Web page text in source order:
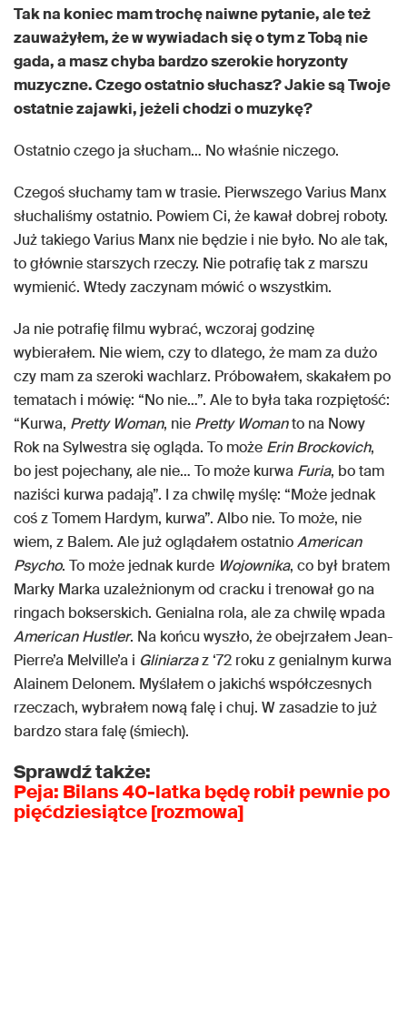
Tak na koniec mam trochę naiwne pytanie, ale też
zauważyłem, że w wywiadach się o tym z Tobą nie
gada, a masz chyba bardzo szerokie horyzonty
muzyczne. Czego ostatnio słuchasz? Jakie są Twoje
ostatnie zajawki, jeżeli chodzi o muzykę?
Ostatnio czego ja słucham… No właśnie niczego.
Czegoś słuchamy tam w trasie. Pierwszego Varius Manx
słuchaliśmy ostatnio. Powiem Ci, że kawał dobrej roboty.
Już takiego Varius Manx nie będzie i nie było. No ale tak,
to głównie starszych rzeczy. Nie potrafię tak z marszu
wymienić. Wtedy zaczynam mówić o wszystkim.
Ja nie potrafię filmu wybrać, wczoraj godzinę
wybierałem. Nie wiem, czy to dlatego, że mam za dużo
czy mam za szeroki wachlarz. Próbowałem, skakałem po
tematach i mówię: “No nie…”. Ale to była taka rozpiętość:
“Kurwa, Pretty Woman, nie Pretty Womanto na Nowy
Rok na Sylwestra się ogląda. To może Erin Brockovich,
bo jest pojechany, ale nie… To może kurwa Furia, bo tam
naziści kurwa padają”. I za chwilę myślę: “Może jednak
coś z Tomem Hardym, kurwa”. Albo nie. To może, nie
wiem, z Balem. Ale już oglądałem ostatnioAmerican
Psycho. To może jednak kurde Wojownika, co był bratem
Marky Marka uzależnionym od cracku i trenował go na
ringach bokserskich. Genialna rola, ale za chwilę wpada
American Hustler. Na końcu wyszło, że obejrzałem Jean-
Pierre’a Melville’a i Gliniarzaz ‘72 roku z genialnym kurwa
Alainem Delonem. Myślałem o jakichś współczesnych
rzeczach, wybrałem nową falę i chuj. W zasadzie to już
bardzo stara falę (śmiech).
Sprawdź także:
Peja: Bilans 40-latka będę robił pewnie po
pięćdziesiątce [rozmowa]